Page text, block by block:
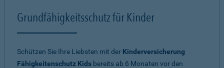
Grundfähigkeitsschutz für Kinder
Schützen Sie Ihre Liebsten mit der Kinderversicherung
Fähigkeitenschutz Kids bereits ab 6 Monaten vor den